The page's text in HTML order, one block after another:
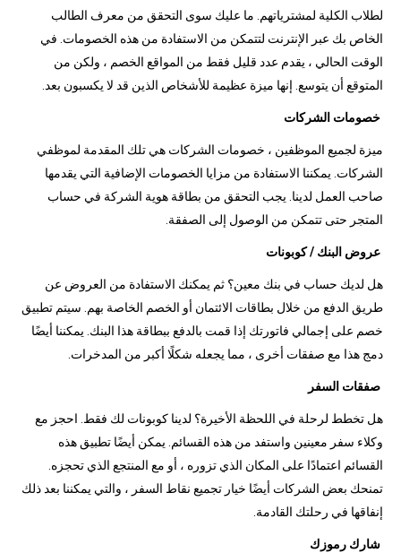
لطلاب الكلية لمشترياتهم. ما عليك سوى التحقق من معرف الطالب
الخاص بك عبر الإنترنت لتتمكن من الاستفادة من هذه الخصومات. في
الوقت الحالي ، يقدم عدد قليل فقط من المواقع الخصم ، ولكن من
المتوقع أن يتوسع. إنها ميزة عظيمة للأشخاص الذين قد لا يكسبون بعد.
خصومات الشركات
ميزة لجميع الموظفين ، خصومات الشركات هي تلك المقدمة لموظفي
الشركات. يمكننا الاستفادة من مزايا الخصومات الإضافية التي يقدمها
صاحب العمل لدينا. يجب التحقق من بطاقة هوية الشركة في حساب
المتجر حتى تتمكن من الوصول إلى الصفقة.
عروض البنك / كوبونات
هل لديك حساب في بنك معين؟ ثم يمكنك الاستفادة من العروض عن
طريق الدفع من خلال بطاقات الائتمان أو الخصم الخاصة بهم. سيتم تطبيق
خصم على إجمالي فاتورتك إذا قمت بالدفع ببطاقة هذا البنك. يمكننا أيضًا
دمج هذا مع صفقات أخرى ، مما يجعله شكلًا أكبر من المدخرات.
صفقات السفر
هل تخطط لرحلة في اللحظة الأخيرة؟ لدينا كوبونات لك فقط. احجز مع
وكلاء سفر معينين واستفد من هذه القسائم. يمكن أيضًا تطبيق هذه
القسائم اعتمادًا على المكان الذي تزوره ، أو مع المنتجع الذي تحجزه.
تمنحك بعض الشركات أيضًا خيار تجميع نقاط السفر ، والتي يمكننا بعد ذلك
إنفاقها في رحلتك القادمة.
شارك رموزك